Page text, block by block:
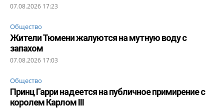
07.08.2026 17:23
Общество
Жители Тюмени жалуются на мутную воду с
запахом
07.08.2026 17:03
Общество
Принц Гарри надеется на публичное примирение с
королем Карлом III